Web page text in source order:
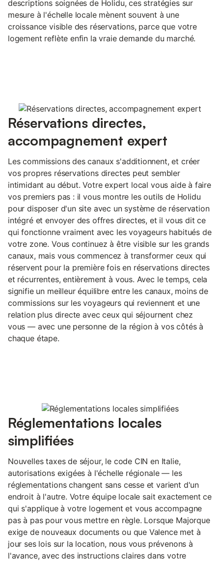
descriptions soignées de Holidu, ces stratégies sur
mesure à l'échelle locale mènent souvent à une
croissance visible des réservations, parce que votre
logement reflète enfin la vraie demande du marché.
Réservations directes,
accompagnement expert
Les commissions des canaux s'additionnent, et créer
vos propres réservations directes peut sembler
intimidant au début. Votre expert local vous aide à faire
vos premiers pas : il vous montre les outils de Holidu
pour disposer d'un site avec un système de réservation
intégré et envoyer des offres directes, et il vous dit ce
qui fonctionne vraiment avec les voyageurs habitués de
votre zone. Vous continuez à être visible sur les grands
canaux, mais vous commencez à transformer ceux qui
réservent pour la première fois en réservations directes
et récurrentes, entièrement à vous. Avec le temps, cela
signifie un meilleur équilibre entre les canaux, moins de
commissions sur les voyageurs qui reviennent et une
relation plus directe avec ceux qui séjournent chez
vous — avec une personne de la région à vos côtés à
chaque étape.
Réglementations locales
simplifiées
Nouvelles taxes de séjour, le code CIN en Italie,
autorisations exigées à l'échelle régionale — les
réglementations changent sans cesse et varient d'un
endroit à l'autre. Votre équipe locale sait exactement ce
qui s'applique à votre logement et vous accompagne
pas à pas pour vous mettre en règle. Lorsque Majorque
exige de nouveaux documents ou que Valence met à
jour ses lois sur la location, nous vous prévenons à
l'avance, avec des instructions claires dans votre